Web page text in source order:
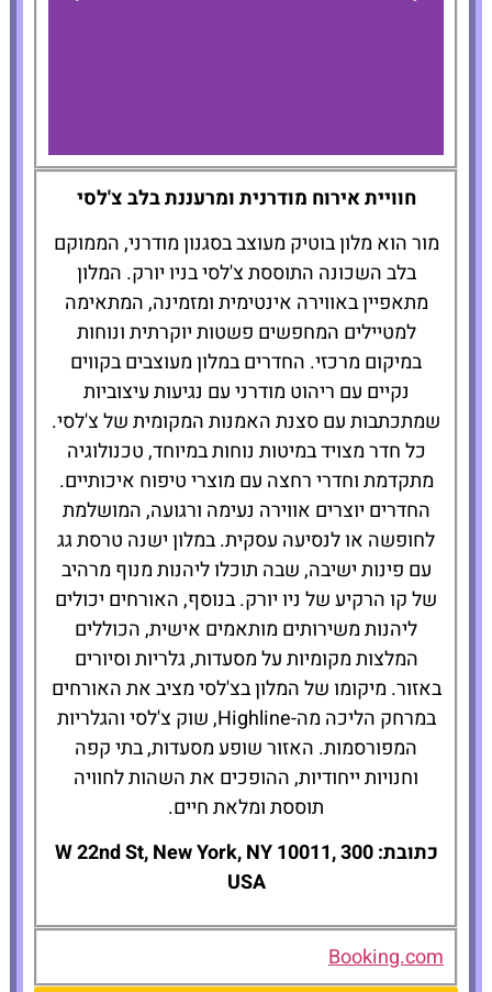
The Moore
להזמנת
המלון לחצו
כאן
חוויית אירוח מודרנית ומרעננת בלב צ'לסי
מור הוא מלון בוטיק מעוצב בסגנון מודרני, הממוקם
בלב השכונה התוססת צ'לסי בניו יורק. המלון
מתאפיין באווירה אינטימית ומזמינה, המתאימה
למטיילים המחפשים פשטות יוקרתית ונוחות
במיקום מרכזי. החדרים במלון מעוצבים בקווים
נקיים עם ריהוט מודרני עם נגיעות עיצוביות
שמתכתבות עם סצנת האמנות המקומית של צ'לסי.
כל חדר מצויד במיטות נוחות במיוחד, טכנולוגיה
מתקדמת וחדרי רחצה עם מוצרי טיפוח איכותיים.
החדרים יוצרים אווירה נעימה ורגועה, המושלמת
לחופשה או לנסיעה עסקית. במלון ישנה טרסת גג
עם פינות ישיבה, שבה תוכלו ליהנות מנוף מרהיב
של קו הרקיע של ניו יורק. בנוסף, האורחים יכולים
ליהנות משירותים מותאמים אישית, הכוללים
המלצות מקומיות על מסעדות, גלריות וסיורים
באזור. מיקומו של המלון בצ'לסי מציב את האורחים
במרחק הליכה מה-Highline, שוק צ'לסי והגלריות
המפורסמות. האזור שופע מסעדות, בתי קפה
וחנויות ייחודיות, ההופכים את השהות לחוויה
תוססת ומלאת חיים.
כתובת: 300 W 22nd St, New York, NY 10011,
USA
Booking.com